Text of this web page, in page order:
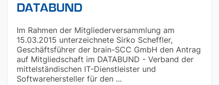
DATABUND
Im Rahmen der Mitgliederversammlung am
15.03.2015 unterzeichnete Sirko Scheffler,
Geschäftsführer der brain-SCC GmbH den Antrag
auf Mitgliedschaft im DATABUND - Verband der
mittelständischen IT-Dienstleister und
Softwarehersteller für den ...